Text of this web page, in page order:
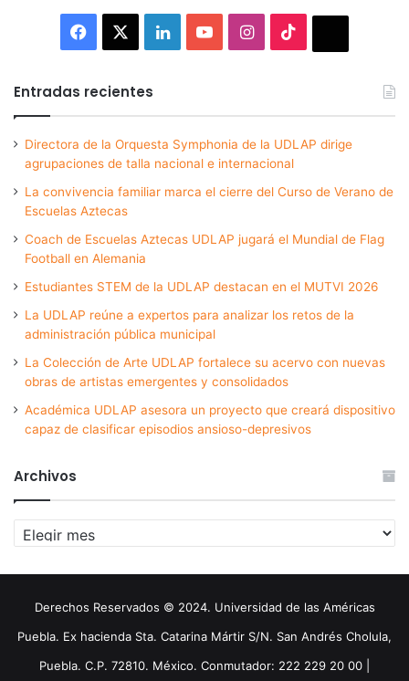
Facebook LinkedInYouTubeInstagram
Entradas recientes
Directora de la Orquesta Symphonia de la UDLAP dirige
agrupaciones de talla nacional e internacional
La convivencia familiar marca el cierre del Curso de Verano de
Escuelas Aztecas
Coach de Escuelas Aztecas UDLAP jugará el Mundial de Flag
Football en Alemania
Estudiantes STEM de la UDLAP destacan en el MUTVI 2026
La UDLAP reúne a expertos para analizar los retos de la
administración pública municipal
La Colección de Arte UDLAP fortalece su acervo con nuevas
obras de artistas emergentes y consolidados
Académica UDLAP asesora un proyecto que creará dispositivo
capaz de clasificar episodios ansioso-depresivos
Archivos
Archivos
Derechos Reservados © 2024. Universidad de las Américas
Puebla. Ex hacienda Sta. Catarina Mártir S/N. San Andrés Cholula,
Puebla. C.P. 72810. México. Conmutador: 222 229 20 00 |